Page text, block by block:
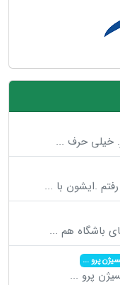
خیلی حرف ...
.ایشون با ...
باشگاه هم ...
پرو...
پرو ...